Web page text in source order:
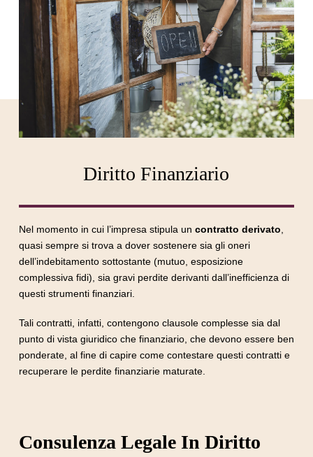
Diritto Finanziario
Nel momento in cui l’impresa stipula un contratto derivato,
quasi sempre si trova a dover sostenere sia gli oneri
dell’indebitamento sottostante (mutuo, esposizione
complessiva fidi), sia gravi perdite derivanti dall’inefficienza di
questi strumenti finanziari.
Tali contratti, infatti, contengono clausole complesse sia dal
punto di vista giuridico che finanziario, che devono essere ben
ponderate, al fine di capire come contestare questi contratti e
recuperare le perdite finanziarie maturate.
Consulenza Legale In Diritto